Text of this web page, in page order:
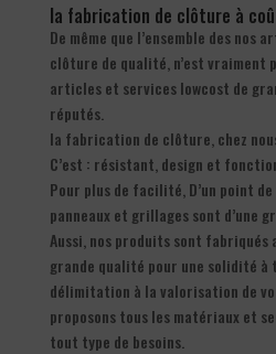
la fabrication de clôture à
De même que l’ensemble des
clôture de qualité, n’est vraiment
articles et services lowcost de
réputés.
la fabrication de clôture, chez
C’est : résistant, design et
Pour plus de facilité, D’un point
panneaux et grillages sont d’une
Aussi, nos produits sont fabriqués
grande qualité pour une solidité à
délimitation à la valorisation de
proposons tous les matériaux et
tout type de besoins.